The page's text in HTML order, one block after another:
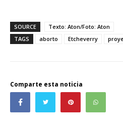
SOURCE
Texto: Aton/Foto: Aton
TAGS
aborto Etcheverry
Comparte esta noticia